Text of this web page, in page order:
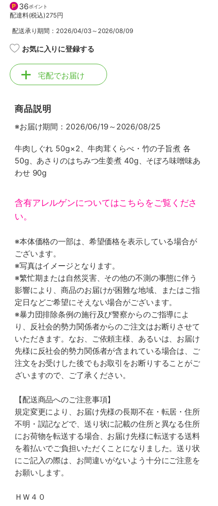
36ポイント
配達料(税込)275円
配送承り期間：2026/04/03～2026/08/09
お気に入りに登録する
宅配でお届け
商品説明
※お届け期間：2026/06/19～2026/08/25
牛肉しぐれ 50g×2、牛肉茸くらべ・竹の子旨煮 各
50g、あさりのはちみつ生姜煮 40g、そぼろ味噌味あ
わせ 90g
含有アレルゲンについてはこちらをご覧くださ
い。
※本体価格の一部は、希望価格を表示している場合が
ございます。
※写真はイメージとなります。
※繁忙期または自然災害、その他の不測の事態に伴う
影響により、商品のお届けが困難な地域、またはご指
定日などご希望にそえない場合がございます。
※暴力団排除条例の施行及び警察からのご指導によ
り、反社会的勢力関係者からのご注文はお断りさせて
いただきます。なお、ご依頼主様、あるいは、お届け
先様に反社会的勢力関係者が含まれている場合は、ご
注文をお受けした後でもお取引をお断りすることがご
ざいますので、ご了承ください。
【配送商品へのご注意事項】
規定変更により、お届け先様の長期不在・転居・住所
不明・誤記などで、送り状に記載の住所と異なる住所
にお荷物を転送する場合、お届け先様に転送する送料
を着払いでご負担いただくことになりました。送り状
にご記入の際は、お間違いがないよう十分にご注意を
お願いします。
ＨＷ４０